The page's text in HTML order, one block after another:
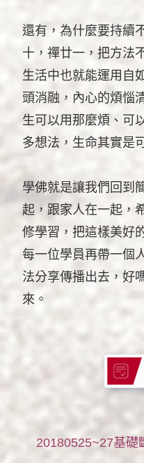
還有，為什麼要持續
十，禪廿一，把方法
生活中也就能運用自
頭消融，內心的煩惱
生可以用那麼煩、可
多想法，生命其實是
學佛就是讓我們回到
起，跟家人在一起，
修學習，把這樣美好
每一位學員再帶一個
法分享傳播出去，好
來。
20180525~27基礎